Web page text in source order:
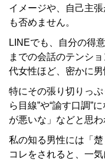
イメージや、自己主
も否めません。
LINEでも、自分の得
までの会話のテンシ
代女性ほど、密かに男
特にその張り切りっ
ら目線”や“諭す口調”
が悪いな」などと思わ
私の知る男性には「
コレをされると、一